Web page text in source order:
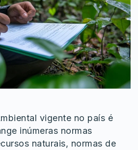
vigente no país é
inúmeras normas
naturais, normas de